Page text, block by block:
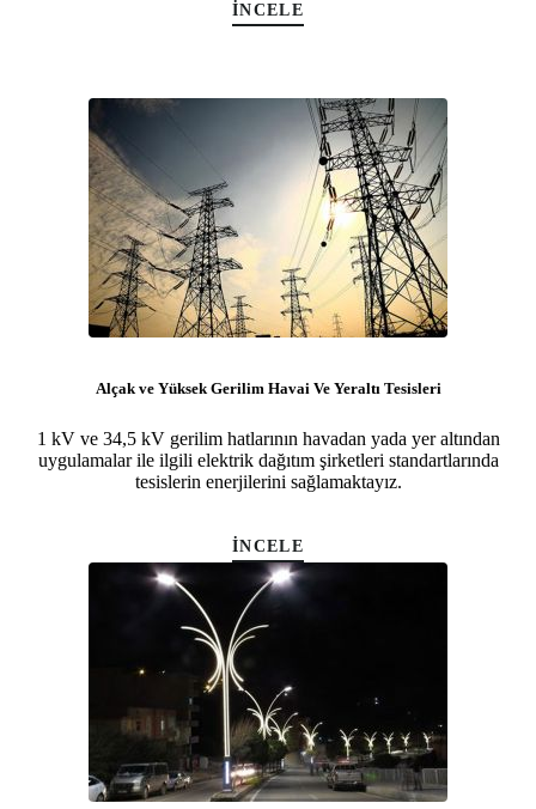
İNCELE
Alçak ve Yüksek Gerilim Havai Ve Yeraltı Tesisleri
1 kV ve 34,5 kV gerilim hatlarının havadan yada yer altından
uygulamalar ile ilgili elektrik dağıtım şirketleri standartlarında
tesislerin enerjilerini sağlamaktayız.
İNCELE